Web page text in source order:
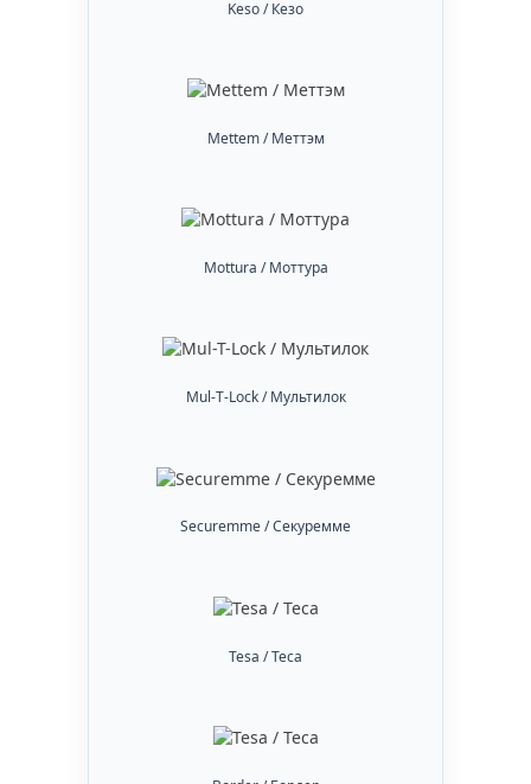
Keso / Кезо
Mettem / Меттэм
Mottura / Моттура
Mul-T-Lock / Мультилок
Securemme / Секуремме
Tesa / Теса